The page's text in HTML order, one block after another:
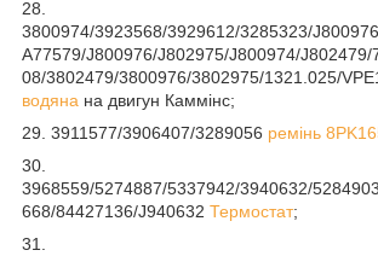
28.
3800974/3923568/3929612/3285323/
A77579/J800976/J802975/J800974/
08/3802479/3800976/3802975/1321.025/
водяна на двигун Каммінс;
29. 3911577/3906407/3289056 ремінь
30.
3968559/5274887/5337942/3940632/
668/84427136/J940632 Термостат;
31.